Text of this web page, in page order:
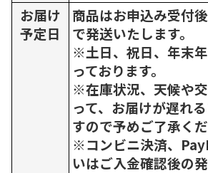
お届け
予定日
商品はお申込み受付
で発送いたします。
※土日、祝日、年末
っております。
※在庫状況、天候や
って、お届けが遅れ
すので予めご了承くだ
※コンビニ決済、
いはご入金確認後の発